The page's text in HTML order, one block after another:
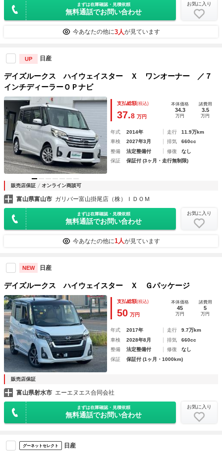
まずは在庫確認・見積依頼
無料通話でお問い合わせ
お気に入り
今あなたの他に3人が見ています
UP 日産
デイズルークス ハイウェイスター Ｘ ワンオーナー ／７
インチディーラーＯＰナビ
支払総額(税込)
37.8 万円
本体価格
34.3
万円
諸費用
3.5
万円
年式 2014年 走行
11.9万km
車検
2027年3月 排気
660cc
整備
法定整備付 修復
なし
保証
保証付 (3ヶ月・走行無制限)
販売店保証 オンライン商談可
富山県富山市 ガリバー富山掛尾店（株）ＩＤＯＭ
まずは在庫確認・見積依頼
無料通話でお問い合わせ
お気に入り
今あなたの他に1人が見ています
NEW 日産
デイズルークス ハイウェイスター Ｘ Ｇパッケージ
支払総額(税込)
50 万円
本体価格
45
万円
諸費用
5
万円
年式 2017年 走行
9.7万km
車検
2028年8月 排気
660cc
整備
法定整備付 修復
なし
保証
保証付 (1ヶ月・1000km)
販売店保証
富山県射水市 エーエヌエス合同会社
まずは在庫確認・見積依頼
無料通話でお問い合わせ
お気に入り
グーネットセレクト 日産